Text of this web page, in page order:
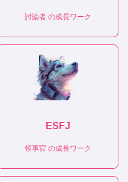
討論者の成長ワーク
ESFJ
領事官 の成長ワーク